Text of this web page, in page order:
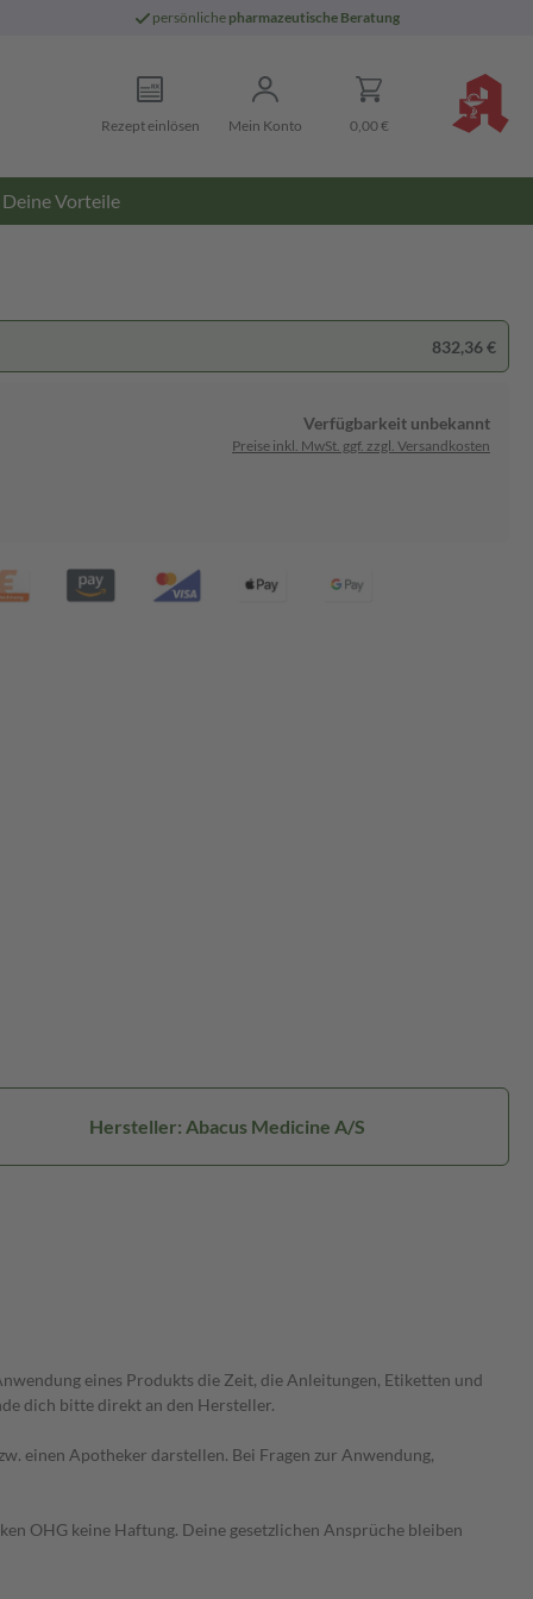
persönliche pharmazeutische Beratung
Rezept einlösen Mein Konto 0,00 €
Deine Vorteile
832,36 €
Verfügbarkeit unbekannt
Preise inkl. MwSt. ggf. zzgl. Versandkosten
Hersteller: Abacus Medicine A/S
eines Produkts die Zeit, die Anleitungen, Etiketten und
dich bitte direkt an den Hersteller.
einen Apotheker darstellen. Bei Fragen zur Anwendung,
OHG keine Haftung. Deine gesetzlichen Ansprüche bleiben